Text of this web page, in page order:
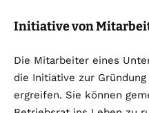
Initiative von
Die Mitarbeiter eines
die Initiative zur
ergreifen. Sie können